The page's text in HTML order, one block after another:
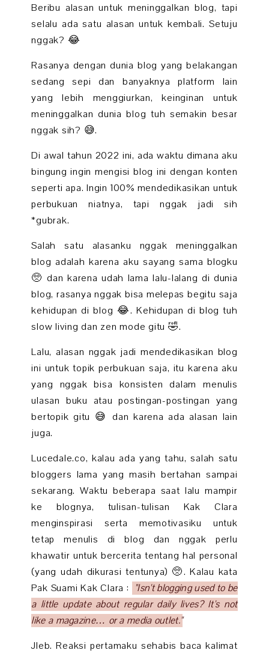
Beribu alasan untuk meninggalkan blog, tapi
selalu ada satu alasan untuk kembali. Setuju
nggak? 😂
Rasanya dengan dunia blog yang belakangan
sedang sepi dan banyaknya platform lain
yang lebih menggiurkan, keinginan untuk
meninggalkan dunia blog tuh semakin besar
nggak sih? 😅.
Di awal tahun 2022 ini, ada waktu dimana aku
bingung ingin mengisi blog ini dengan konten
seperti apa. Ingin 100% mendedikasikan untuk
perbukuan niatnya, tapi nggak jadi sih
*gubrak.
Salah satu alasanku nggak meninggalkan
blog adalah karena aku sayang sama blogku
🥺 dan karena udah lama lalu-lalang di dunia
blog, rasanya nggak bisa melepas begitu saja
kehidupan di blog 😂. Kehidupan di blog tuh
slow living dan zen mode gitu 🤣.
Lalu, alasan nggak jadi mendedikasikan blog
ini untuk topik perbukuan saja, itu karena aku
yang nggak bisa konsisten dalam menulis
ulasan buku atau postingan-postingan yang
bertopik gitu 😅 dan karena ada alasan lain
juga.
Lucedale.co, kalau ada yang tahu, salah satu
bloggers lama yang masih bertahan sampai
sekarang. Waktu beberapa saat lalu mampir
ke blognya, tulisan-tulisan Kak Clara
menginspirasi serta memotivasiku untuk
tetap menulis di blog dan nggak perlu
khawatir untuk bercerita tentang hal personal
(yang udah dikurasi tentunya) 🥺. Kalau kata
Pak Suami Kak Clara : "Isn't blogging used to be
a little update about regular daily lives? It's not
like a magazine… or a media outlet."
Jleb.Reaksi pertamaku sehabis baca kalimat